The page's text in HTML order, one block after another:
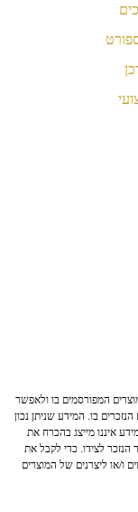
המפורסמים בו ולאפשר
בו. המידע שניתן נכון
איננו מייצג בהכרח את
לצידו. כדי לקבל את
ו/או ליצרנים של המוצרים